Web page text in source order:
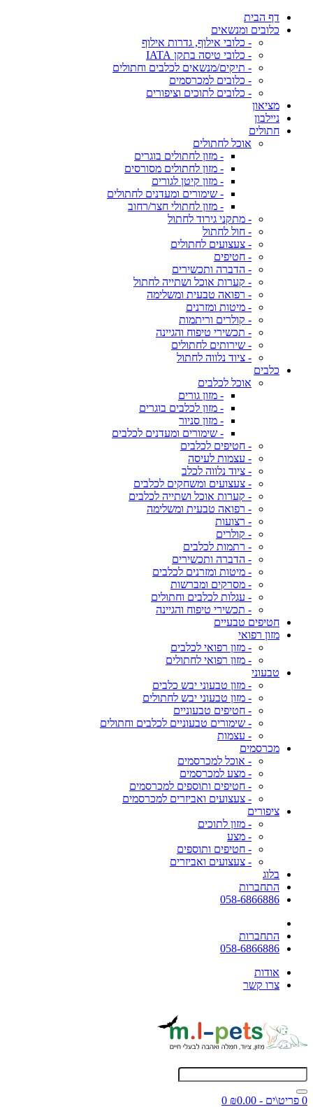
דף הבית
כלובים ומנשאים
- כלובי אילוף, גדרות אילוף
- כלובי טיסה בתקן IATA
- תיקים/מנשאים לכלבים וחתולים
- כלובים למכרסמים
- כלובים לתוכים וציפורים
מציאון
ניילבון
חתולים
אוכל לחתולים
- מזון לחתולים בוגרים
- מזון לחתולים מסורסים
- מזון קיטן לגורים
- שימורים ומעדנים לחתולים
- מזון לחתולי חצר/רחוב
- מתקני גירוד לחתול
- חול לחתול
- צעצועים לחתולים
- חטיפים
- הדברה ותכשירים
- קערות אוכל ושתייה לחתול
- רפואה טבעית ומשלימה
- מיטות ומזרנים
- קולרים וריתמות
- תכשירי טיפוח והגיינה
- שירותים לחתולים
- ציוד נלווה לחתול
כלבים
אוכל לכלבים
- מזון גורים
- מזון לכלבים בוגרים
- מזון סניור
- שימורים ומעדנים לכלבים
- חטיפים לכלבים
- עצמות לעיסה
- ציוד נלווה לכלב
- צעצועים ומשחקים לכלבים
- קערות אוכל ושתייה לכלבים
- רפואה טבעית ומשלימה
- רצועות
- קולרים
- רתמות לכלבים
- הדברה ותכשירים
- מיטות ומזרנים לכלבים
- מסרקים ומברשות
- עגלות לכלבים וחתולים
- תכשירי טיפוח והגיינה
חטיפים טבעיים
מזון רפואי
- מזון רפואי לכלבים
- מזון רפואי לחתולים
טבעוני
- מזון טבעוני יבש כלבים
- מזון טבעוני יבש לחתולים
- חטיפים טבעוניים
- שימורים טבעוניים לכלבים וחתולים
- עצמות
מכרסמים
- אוכל למכרסמים
- מצע למכרסמים
- חטיפים ותוספים למכרסמים
- צעצועים ואביזרים למכרסמים
ציפורים
- מזון לתוכים
- מצע
- חטיפים ותוספים
- צעצועים ואביזרים
בלוג
התחברות
058-6866886
התחברות
058-6866886
אודות
צרו קשר
0 פריט\ים - ₪0.00
0